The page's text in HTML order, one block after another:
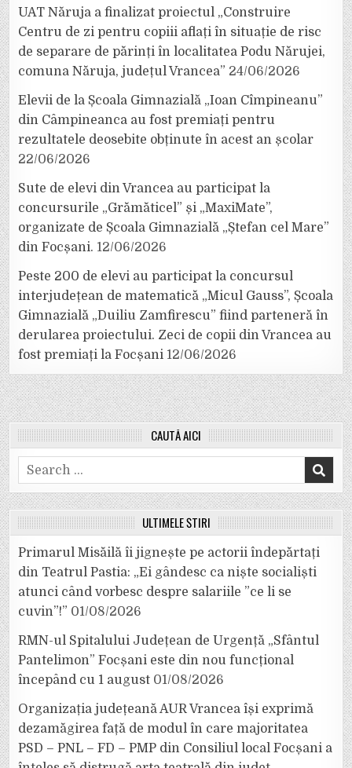
UAT Năruja a finalizat proiectul „Construire
Centru de zi pentru copiii aflați în situație de risc
de separare de părinți în localitatea Podu Nărujei,
comuna Năruja, județul Vrancea” 24/06/2026
Elevii de la Școala Gimnazială „Ioan Cîmpineanu”
din Câmpineanca au fost premiați pentru
rezultatele deosebite obținute în acest an școlar
22/06/2026
Sute de elevi din Vrancea au participat la
concursurile „Grămăticel” și „MaxiMate”,
organizate de Școala Gimnazială „Ștefan cel Mare”
din Focșani. 12/06/2026
Peste 200 de elevi au participat la concursul
interjudețean de matematică „Micul Gauss”, Școala
Gimnazială „Duiliu Zamfirescu” fiind parteneră în
derularea proiectului. Zeci de copii din Vrancea au
fost premiați la Focșani 12/06/2026
CAUTĂ AICI
Search
for:
ULTIMELE ȘTIRI
Primarul Misăilă îi jignește pe actorii îndepărtați
din Teatrul Pastia: „Ei gândesc ca niște socialiști
atunci când vorbesc despre salariile ”ce li se
cuvin”!” 01/08/2026
RMN-ul Spitalului Județean de Urgență „Sfântul
Pantelimon” Focșani este din nou funcțional
începând cu 1 august 01/08/2026
Organizația județeană AUR Vrancea își exprimă
dezamăgirea față de modul în care majoritatea
PSD – PNL – FD – PMP din Consiliul local Focșani a